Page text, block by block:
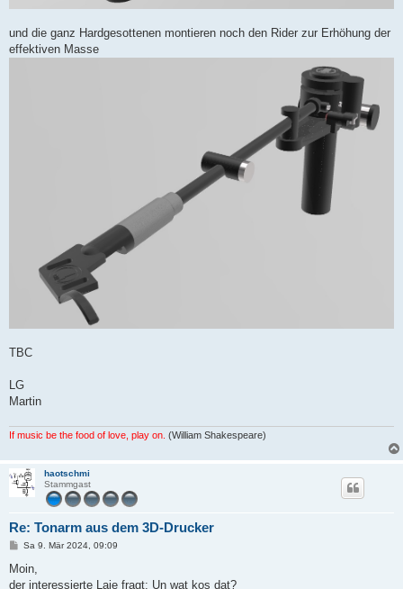
und die ganz Hardgesottenen montieren noch den Rider zur Erhöhung der
effektiven Masse
TBC
LG
Martin
If music be the food of love, play on. (William Shakespeare)
haotschmi
Stammgast
Re: Tonarm aus dem 3D-Drucker
B
i
Sa 9. Mär 2024, 09:09
Moin,
der interessierte Laie fragt: Un wat kos dat?